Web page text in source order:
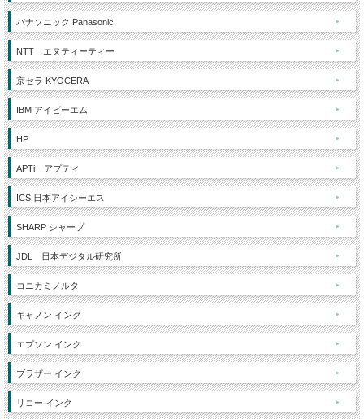
パナソニック Panasonic
NTT エヌティーティー
京セラ KYOCERA
IBM アイビーエム
HP
APTi アプティ
ICS 日本アイシーエス
SHARP シャープ
JDL 日本デジタル研究所
コニカミノルタ
キャノン インク
エプソン インク
ブラザー インク
リコー インク